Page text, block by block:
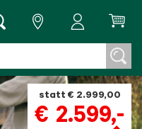
statt € 2.999,00
€ 2.599,-